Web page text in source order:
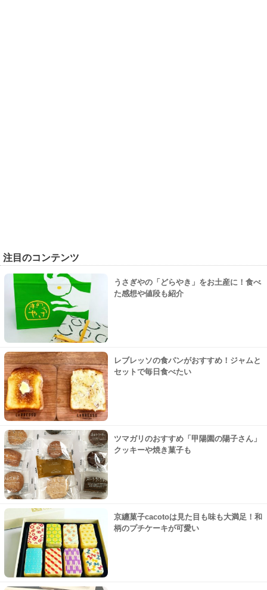
注目のコンテンツ
うさぎやの「どらやき」をお土産に！食べ
た感想や値段も紹介
レブレッソの食パンがおすすめ！ジャムと
セットで毎日食べたい
ツマガリのおすすめ「甲陽園の陽子さん」
クッキーや焼き菓子も
京纏菓子cacotoは見た目も味も大満足！和
柄のプチケーキが可愛い